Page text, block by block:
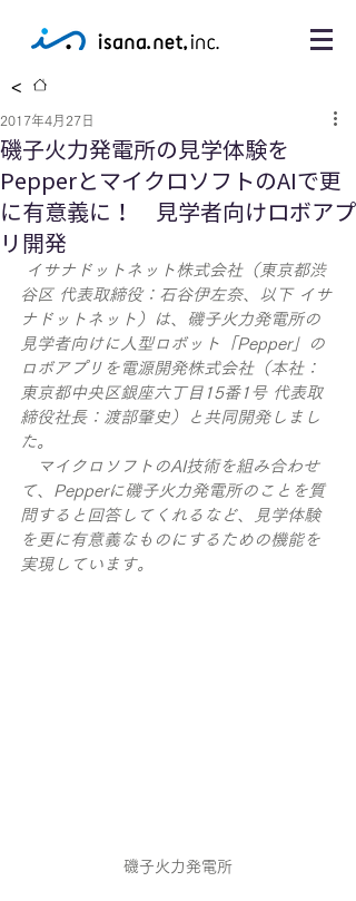
<
磯子火力発電所の見学体験を
PepperとマイクロソフトのAIで更
に有意義に！ 見学者向けロボアプ
リ開発
2017年4月27日
イサナドットネット株式会社（東京都渋
谷区 代表取締役：石谷伊左奈、以下 イサ
ナドットネット）は、磯子火力発電所の
見学者向けに人型ロボット「Pepper」の
ロボアプリを電源開発株式会社（本社：
東京都中央区銀座六丁目15番1号 代表取
締役社長：渡部肇史）と共同開発しまし
た。
マイクロソフトのAI技術を組み合わせ
て、Pepperに磯子火力発電所のことを質
問すると回答してくれるなど、見学体験
を更に有意義なものにするための機能を
実現しています。
磯子火力発電所